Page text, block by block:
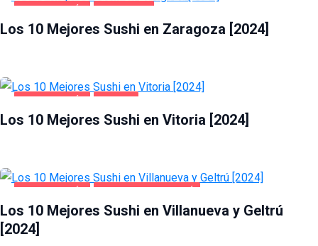
Los 10 Mejores Sushi en Zaragoza [2024]
Los 10 Mejores Sushi en Vitoria [2024]
Los 10 Mejores Sushi en Villanueva y Geltrú
[2024]